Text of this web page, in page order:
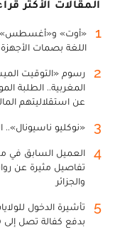
المقالات الأكثر
1
«أوت» و«أغسطس»
اللغة بصمات
2
رسوم «التوقيت
المغربية.. الطلبة
عن استقلاليتهم
3 «نوكليو ناسيونال»..
4
العميل السابق في
تفاصيل مثيرة عن
والجزائر
5
بدفع كفالة تصل إلى 20 ألف دولار